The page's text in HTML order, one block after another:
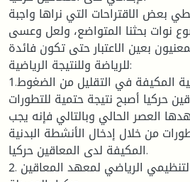
بعض الاقتراحات التي نراها واجبة
نوات بحثنا المتواضع، ولعل وعسى
بعين الاعتبار حتى تكون فائدة
للرياضة وللنتيجة الرياضية:
1.استخدام الأنشطة البدنية المكيفة في التقليل من الضغوط
حركيا أصبح نتيجة حتمية للتطورات
العصر الحالي وبالتالي فإنه يجب
من خلال إدخال الأنشطة البدنية
المكيفة لدى المعاقين حركيا.
2. إعادة النظر في الهيكل التنظيمي الرياضي لمعهد المعاقين